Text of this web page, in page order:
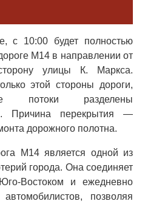
с 10:00 будет полностью
М14 в направлении от
улицы К. Маркса.
этой стороны дороги,
потоки разделены
Причина перекрытия —
дорожного полотна.
М14 является одной из
города. Она соединяет
Востоком и ежедневно
позволяя